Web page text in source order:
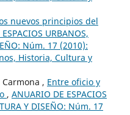
nuevos principios del
URBANOS,
Núm. 17 (2010):
Historia, Cultura y
, Entre oficio y
, ANUARIO DE ESPACIOS
Y DISEÑO: Núm. 17